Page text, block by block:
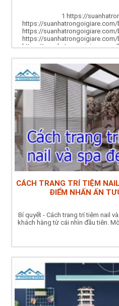
1 https://
https://
https://
https://
https://
https://suanhatrongoigiare.com/
https://suanhatrongoigiare.com/
CÁCH TRANG TRÍ TIỆM
ĐIỂM NHẤN ẤN
Bí quyết - Cách trang trí tiệm nail
khách hàng từ cái nhìn đầu tiên.